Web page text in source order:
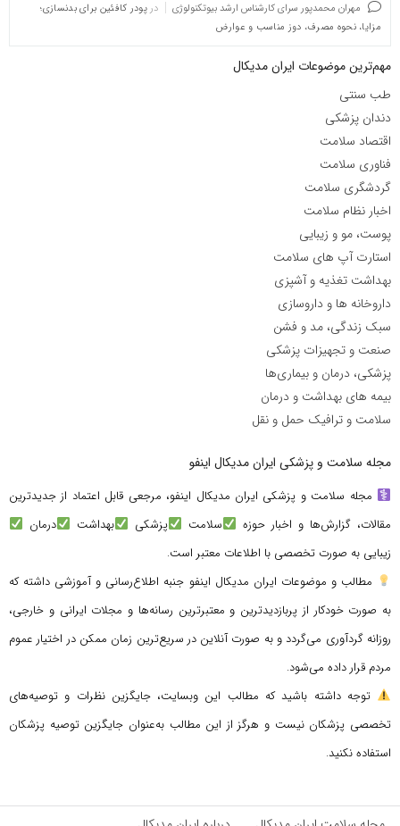
مهران محمدپور سرای کارشناس ارشد بیوتکنولوژی در پودر کافئین برای بدنسازی؛
مزایا، نحوه مصرف، دوز مناسب و عوارض
مهم‌ترین موضوعات ایران مدیکال
طب سنتی
دندان پزشکی
اقتصاد سلامت
فناوری سلامت
گردشگری سلامت
اخبار نظام سلامت
پوست، مو و زیبایی
استارت آپ های سلامت
بهداشت تغذیه و آشپزی
داروخانه ها و داروسازی
سبک زندگی، مد و فشن
صنعت و تجهیزات پزشکی
پزشکی، درمان و بیماری‌ها
بیمه های بهداشت و درمان
سلامت و ترافیک حمل و نقل
مجله سلامت و پزشکی ایران مدیکال اینفو
مجله سلامت و پزشکی ایران مدیکال اینفو، مرجعی قابل اعتماد از جدیدترین
مقالات، گزارش‌ها و اخبار حوزه
سلامت پزشکی بهداشت
درمان
زیبایی به صورت تخصصی با اطلاعات معتبر است.
مطالب و موضوعات ایران مدیکال اینفو جنبه اطلاع‌رسانی و آموزشی داشته که
به صورت خودکار از پربازدیدترین و معتبرترین رسانه‌ها و مجلات ایرانی و خارجی،
روزانه گردآوری می‌گردد و به صورت آنلاین در سریع‌ترین زمان ممکن در اختیار عموم
مردم قرار داده می‌شود.
توجه داشته باشید که مطالب این وبسایت، جایگزین نظرات و توصیه‌های
تخصصی پزشکان نیست و هرگز از این مطالب به‌عنوان جایگزین توصیه پزشکان
استفاده نکنید.